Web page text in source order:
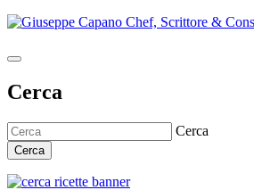
Cerca
Cerca
Cerca